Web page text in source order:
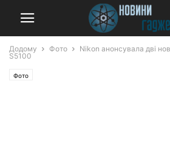
Додому Фото
Nikon анонсувала дві
S5100
Фото